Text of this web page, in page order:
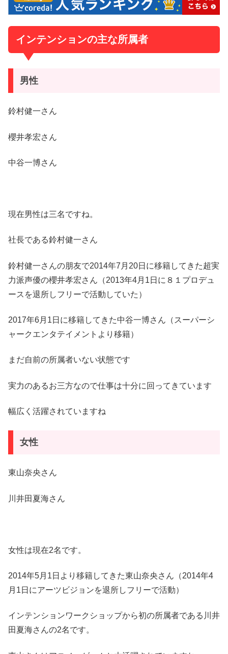
インテンションの主な所属者
男性
鈴村健一さん
櫻井孝宏さん
中谷一博さん
現在男性は三名ですね。
社長である鈴村健一さん
鈴村健一さんの朋友で2014年7月20日に移籍してきた超実
力派声優の櫻井孝宏さん（2013年4月1日に８１プロデュ
ースを退所しフリーで活動していた）
2017年6月1日に移籍してきた中谷一博さん（スーパーシ
ャークエンタテイメントより移籍）
まだ自前の所属者いない状態です
実力のあるお三方なので仕事は十分に回ってきています
幅広く活躍されていますね
女性
東山奈央さん
川井田夏海さん
女性は現在2名です。
2014年5月1日より移籍してきた東山奈央さん（2014年4
月1日にアーツビジョンを退所しフリーで活動）
インテンションワークショップから初の所属者である川井
田夏海さんの2名です。